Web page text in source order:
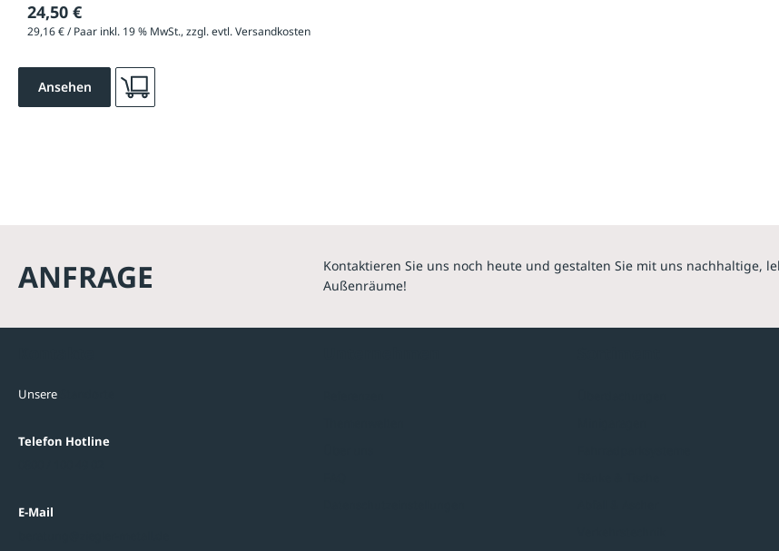
24,50 €
29,16 € / Paar inkl. 19 % MwSt., zzgl. evtl. Versandkosten
Ansehen
ANFRAGE
Kontaktieren Sie uns noch heute und gestalten Sie mit uns nachhaltige,
Außenräume!
Unsere
Telefon Hotline
E-Mail